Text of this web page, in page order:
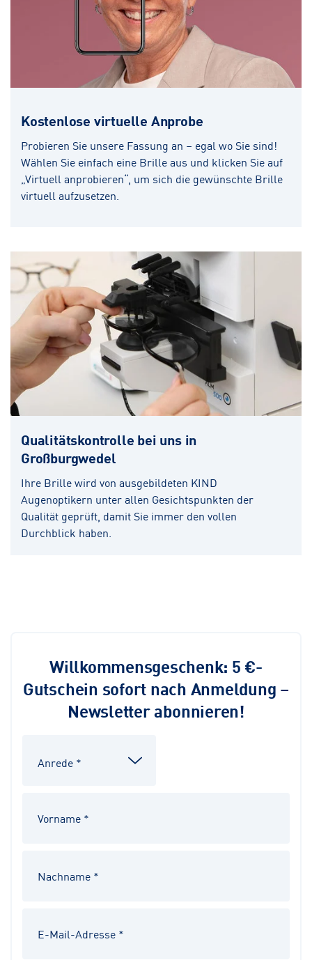
Kostenlose virtuelle Anprobe
Probieren Sie unsere Fassung an – egal wo Sie sind!
Wählen Sie einfach eine Brille aus und klicken Sie auf
„Virtuell anprobieren“, um sich die gewünschte Brille
virtuell aufzusetzen.
Qualitätskontrolle bei uns in
Großburgwedel
Ihre Brille wird von ausgebildeten KIND
Augenoptikern unter allen Gesichtspunkten der
Qualität geprüft, damit Sie immer den vollen
Durchblick haben.
Willkommensgeschenk: 5 €-
Gutschein sofort nach Anmeldung –
Newsletter abonnieren!